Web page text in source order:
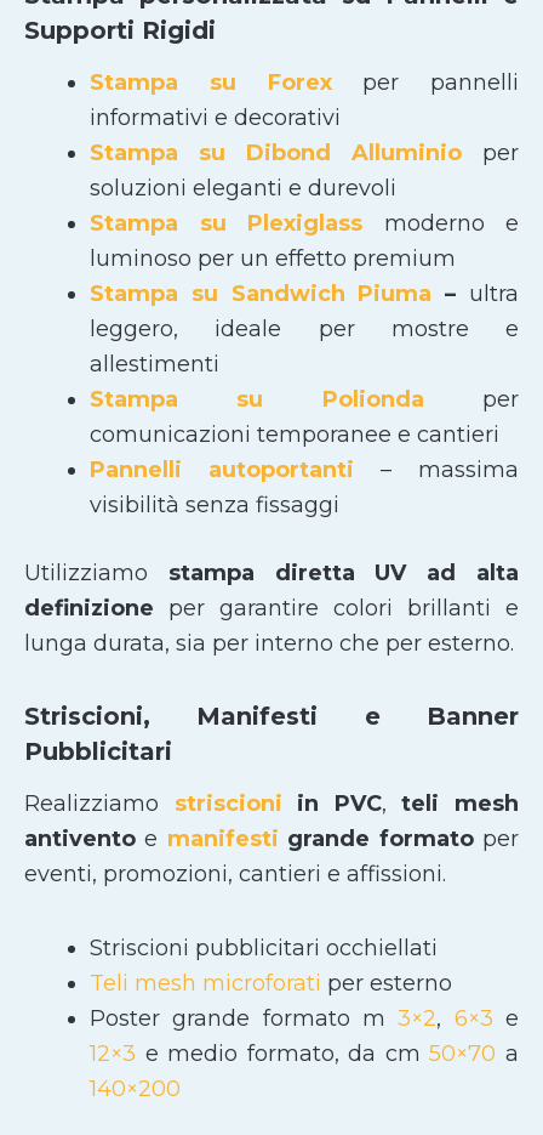
Supporti Rigidi
Stampa su Forexper pannelli
informativi e decorativi
Stampa su Dibond Alluminio per
soluzioni eleganti e durevoli
Stampa su Plexiglass moderno e
luminoso per un effetto premium
Stampa su Sandwich Piuma – ultra
leggero, ideale per mostre e
allestimenti
Stampa su Polionda per
comunicazioni temporanee e cantieri
Pannelli autoportanti – massima
visibilità senza fissaggi
Utilizziamo stampa diretta UV ad alta
definizione per garantire colori brillanti e
lunga durata, sia per interno che per esterno.
Striscioni, Manifesti e Banner
Pubblicitari
Realizziamo striscioni in PVC,teli mesh
antivento e manifesti grande formatoper
eventi, promozioni, cantieri e affissioni.
Striscioni pubblicitari occhiellati
Teli mesh microforati per esterno
Poster grande formato m3×2, 6×3 e
12×3 e medio formato, da cm50×70 a
140×200